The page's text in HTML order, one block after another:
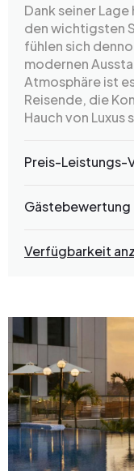
Dank seiner
den wichtigsten
fühlen sich
modernen
Atmosphäre ist
Reisende, die
Hauch von Luxus
Preis-Leistungs-
Gästebewertung
Verfügbarkeit